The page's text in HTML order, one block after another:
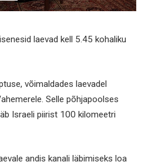
laevad kell 5.45 kohaliku
võimaldades laevadel
Selle põhjapoolses
Israeli piirist 100 kilomeetri
andis kanali läbimiseks loa